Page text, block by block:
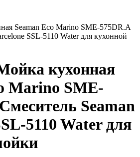
Seaman Eco Marino SME-575DR.A
SSL-5110 Water для кухонной
кухонная
Marino SME-
Seaman
5110 Water для